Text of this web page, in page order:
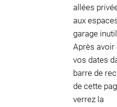
allées
aux
garage
Après avoir
vos dates
barre de
de cette
verrez la